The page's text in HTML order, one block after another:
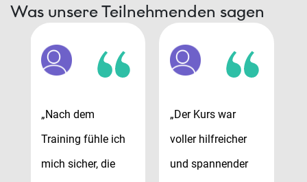
Was unsere Teilnehmenden sagen
„Nach dem
Training fühle ich
mich sicher, die
„Der Kurs war
voller hilfreicher
und spannender